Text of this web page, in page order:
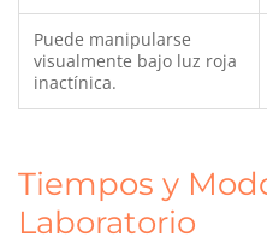
Puede manipularse
visualmente bajo luz roja
inactínica.
Tiempos y
Laboratorio